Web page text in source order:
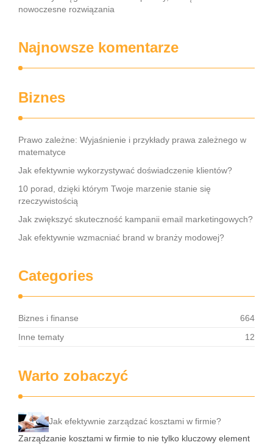
nowoczesne rozwiązania
Najnowsze komentarze
Biznes
Prawo zależne: Wyjaśnienie i przykłady prawa zależnego w
matematyce
Jak efektywnie wykorzystywać doświadczenie klientów?
10 porad, dzięki którym Twoje marzenie stanie się
rzeczywistością
Jak zwiększyć skuteczność kampanii email marketingowych?
Jak efektywnie wzmacniać brand w branży modowej?
Categories
Biznes i finanse
664
Inne tematy
12
Warto zobaczyć
Jak efektywnie zarządzać kosztami w firmie?
Zarządzanie kosztami w firmie to nie tylko kluczowy element